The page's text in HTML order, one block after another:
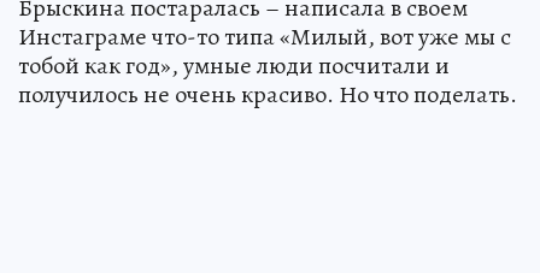
Брыскина постаралась – написала в своем
Инстаграме что-то типа «Милый, вот уже мы с
тобой как год», умные люди посчитали и
получилось не очень красиво. Но что поделать.